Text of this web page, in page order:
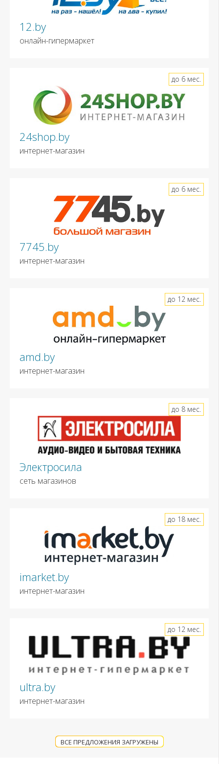
12.by
онлайн-гипермаркет
24shop.by
интернет-магазин
до 6 мес.
7745.by
интернет-магазин
до 6 мес.
amd.by
интернет-магазин
до 12 мес.
Электросила
сеть магазинов
до 8 мес.
imarket.by
интернет-магазин
до 18 мес.
ultra.by
интернет-магазин
до 12 мес.
ВСЕ ПРЕДЛОЖЕНИЯ ЗАГРУЖЕНЫ